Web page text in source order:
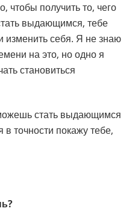
чтобы получить то, чего
выдающимся, тебе
изменить себя. Я не знаю
на это, но одно я
становиться
стать выдающимся
точности покажу тебе,